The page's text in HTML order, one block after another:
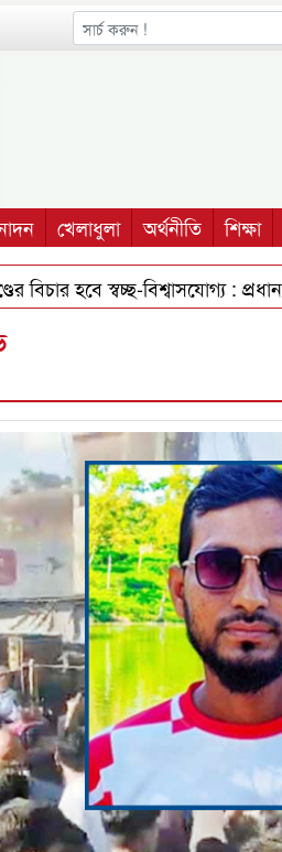
খেলাধুলা অর্থনীতি শিক্ষা
হবে স্বচ্ছ-বিশ্বাসযোগ্য : প্রধানমন্ত্রী